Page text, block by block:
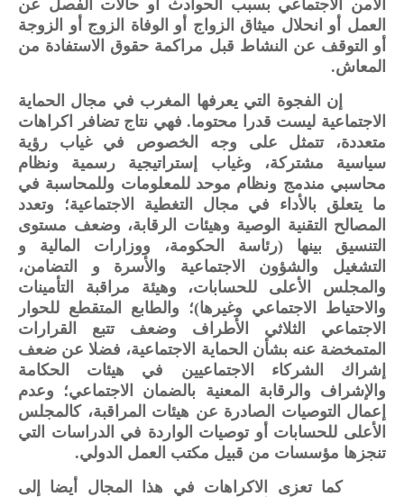
الأمن الاجتماعي بسبب الحوادث أو حالات الفصل عن
العمل أو انحلال ميثاق الزواج أو الوفاة الزوج أو الزوجة
أو التوقف عن النشاط قبل مراكمة حقوق الاستفادة من
المعاش.
إن الفجوة التي يعرفها المغرب في مجال الحماية
الاجتماعية ليست قدرا محتوما. فهي نتاج تضافر اكراهات
متعددة، تتمثل على وجه الخصوص في غياب رؤية
سياسية مشتركة، وغياب إستراتيجية رسمية ونظام
محاسبي مندمج ونظام موحد للمعلومات وللمحاسبة في
ما يتعلق بالأداء في مجال التغطية الاجتماعية؛ وتعدد
المصالح التقنية الوصية وهيئات الرقابة، وضعف مستوى
التنسيق بينها (رئاسة الحكومة، ووزارات المالية و
التشغيل والشؤون الاجتماعية والأسرة و التضامن،
والمجلس الأعلى للحسابات، وهيئة مراقبة التأمينات
والاحتياط الاجتماعي وغيرها)؛ والطابع المتقطع للحوار
الاجتماعي الثلاثي الأطراف وضعف تتبع القرارات
المتمخضة عنه بشأن الحماية الاجتماعية، فضلا عن ضعف
إشراك الشركاء الاجتماعيين في هيئات الحكامة
والإشراف والرقابة المعنية بالضمان الاجتماعي؛ وعدم
إعمال التوصيات الصادرة عن هيئات المراقبة، كالمجلس
الأعلى للحسابات أو توصيات الواردة في الدراسات التي
تنجزها مؤسسات من قبيل مكتب العمل الدولي.
كما تعزى الاكراهات في هذا المجال أيضا إلى